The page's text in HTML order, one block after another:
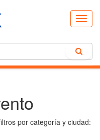
por categoría y ciudad: